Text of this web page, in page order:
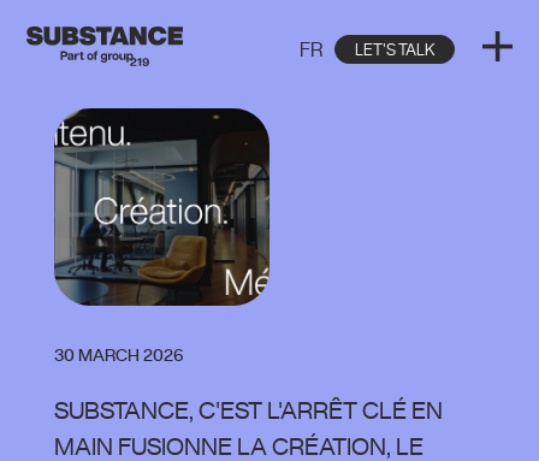
FR LET'S TALK
30 MARCH 2026
SUBSTANCE, C'EST L'ARRÊT CLÉ EN
MAIN FUSIONNE LA CRÉATION, LE